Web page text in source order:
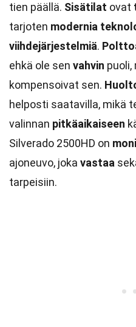
tien päällä. Sisätilat ovat
tarjoten modernia
viihdejärjestelmiä.
ehkä ole sen vahvin
kompensoivat sen.
helposti saatavilla, mikä
valinnan pitkäaikaiseen
Silverado 2500HD on
ajoneuvo, joka vastaa
tarpeisiin.